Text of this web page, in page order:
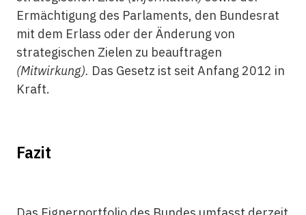
Ermächtigung des Parlaments, den Bundesrat
mit dem Erlass oder der Änderung von
strategischen Zielen zu beauftragen
(Mitwirkung). Das Gesetz ist seit Anfang 2012 in
Kraft.
Fazit